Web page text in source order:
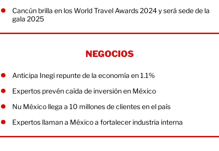
Cancún brilla en los World Travel Awards 2024 y será sede de la
gala 2025
NEGOCIOS
Anticipa Inegi repunte de la economía en 1.1%
Expertos prevén caída de inversión en México
Nu México llega a 10 millones de clientes en el país
Expertos llaman a México a fortalecer industria interna